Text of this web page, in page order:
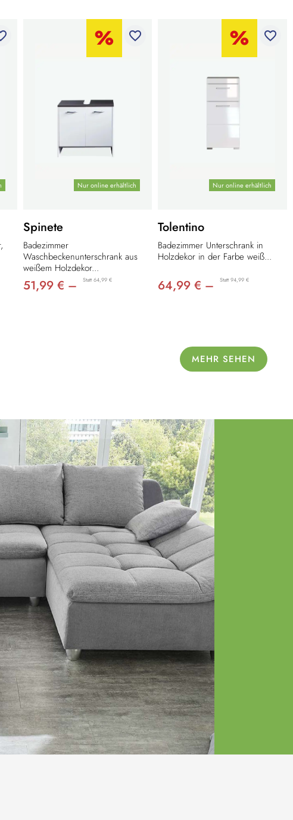
Nur online erhältlich
favorite_border
Spinete
Badezimmer
Waschbeckenunterschrank aus
weißem Holzdekor...
51,99 € – Statt 64,99 €
Nur online erhältlich
favorite_border
Tolentino
Badezimmer Unterschrank in
Holzdekor in der Farbe weiß...
64,99 € – Statt 94,99 €
MEHR SEHEN